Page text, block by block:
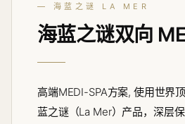
— 海蓝之谜 LA MER
海蓝之谜双向
高端MEDI-SPA方案, 使用世界
蓝之谜（La Mer）产品，深层